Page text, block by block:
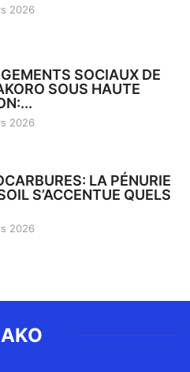
2026
SOCIAUX DE
SOUS HAUTE
2026
LA PÉNURIE
S’ACCENTUE QUELS
2026